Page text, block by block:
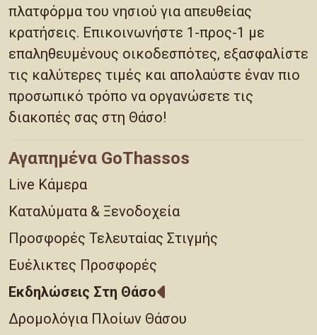
πλατφόρμα του νησιού για απευθείας
κρατήσεις. Επικοινωνήστε 1-προς-1 με
επαληθευμένους οικοδεσπότες, εξασφαλίστε
τις καλύτερες τιμές και απολαύστε έναν πιο
προσωπικό τρόπο να οργανώσετε τις
διακοπές σας στη Θάσο!
Αγαπημένα GoThassos
Live Κάμερα
Καταλύματα & Ξενοδοχεία
Προσφορές Τελευταίας Στιγμής
Ευέλικτες Προσφορές
Εκδηλώσεις Στη Θάσο
Δρομολόγια Πλοίων Θάσου